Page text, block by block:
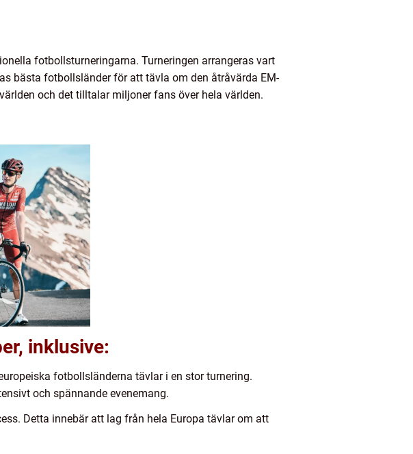
fotbollsturneringarna. Turneringen arrangeras vart
bästa fotbollsländer för att tävla om den åtråvärda EM-
och det tilltalar miljoner fans över hela världen.
inklusive:
fotbollsländerna tävlar i en stor turnering.
och spännande evenemang.
Detta innebär att lag från hela Europa tävlar om att